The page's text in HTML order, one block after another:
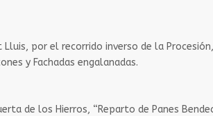
por el recorrido inverso de la
y Fachadas engalanadas.
de los Hierros, “Reparto de Panes